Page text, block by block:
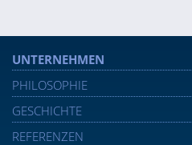
UNTERNEHMEN
PHILOSOPHIE
GESCHICHTE
REFERENZEN